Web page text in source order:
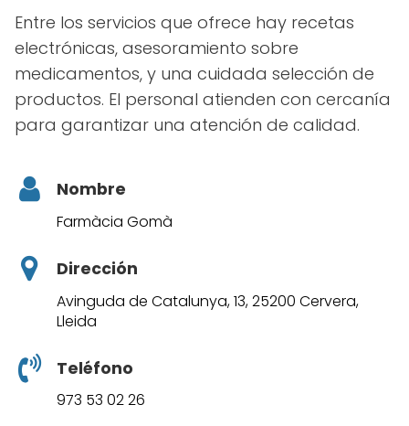
Entre los servicios que ofrece hay recetas
electrónicas, asesoramiento sobre
medicamentos, y una cuidada selección de
productos. El personal atienden con cercanía
para garantizar una atención de calidad.
Nombre
Farmàcia Gomà
Dirección
Avinguda de Catalunya, 13, 25200 Cervera,
Lleida
Teléfono
973 53 02 26